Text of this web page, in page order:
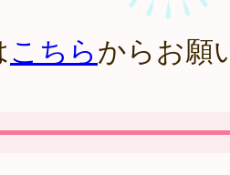
こちらからお願